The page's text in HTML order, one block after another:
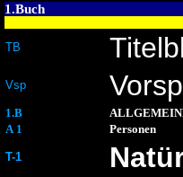
1.Buch
TB
Vsp
1.B
A 1
Personen
T-1